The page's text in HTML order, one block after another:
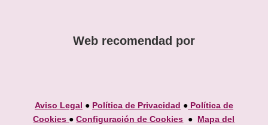
Web recomendad por
Aviso Legal ● Política de Privacidad ●Política de
Cookies ●Configuración de Cookies ● Mapa del